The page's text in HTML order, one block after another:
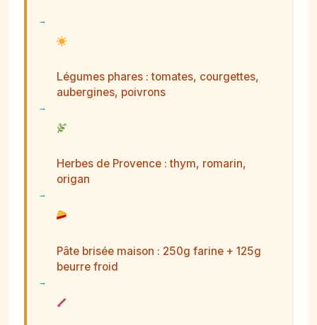
Légumes phares : tomates, courgettes,
aubergines, poivrons
Herbes de Provence : thym, romarin,
origan
Pâte brisée maison : 250g farine + 125g
beurre froid